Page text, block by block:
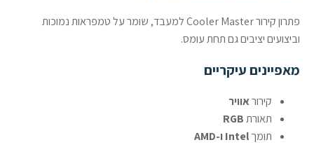
פתרון קירור Cooler Master למעבד, שומר על טמפראות נמוכות
וביצועים יציבים גם תחת עומס.
מאפיינים עיקריים
קירוראוויר
תאורתRGB
תומךIntel ו-AMD